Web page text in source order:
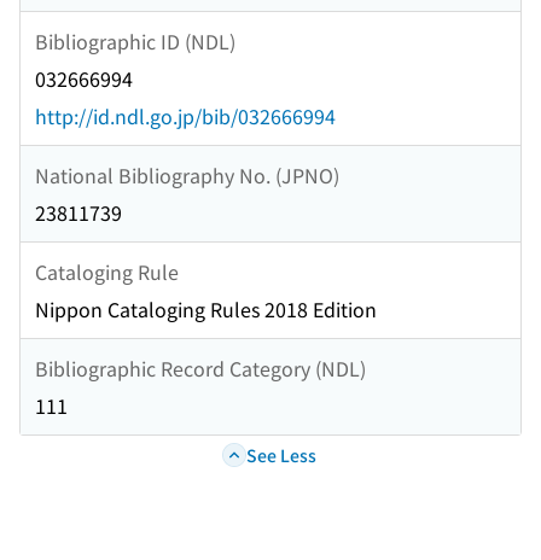
Bibliographic ID (NDL)
032666994
http://id.ndl.go.jp/bib/032666994
National Bibliography No. (JPNO)
23811739
Cataloging Rule
Nippon Cataloging Rules 2018 Edition
Bibliographic Record Category (NDL)
111
See Less